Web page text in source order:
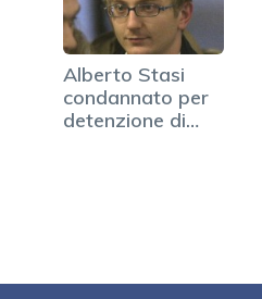
Alberto Stasi
condannato per
detenzione di